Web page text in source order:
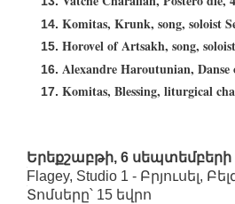
Komitas, Krunk, song, soloist
Horovel of Artsakh, song,
Alexandre Haroutunian, Danse
Komitas, Blessing, liturgical
Երեքշաբթի, 6 սեպտեմբերի
Flagey, Studio 1 - Բրյուսել,
Տոմսերը՝ 15 եվրո